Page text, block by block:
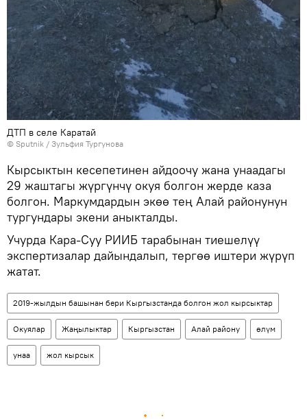
ДТП в селе Каратай
© Sputnik / Зульфия Тургунова
Кырсыктын кесепетинен айдоочу жана унаадагы
29 жаштагы жүргүнчү окуя болгон жерде каза
болгон. Маркумдардын экөө тең Алай районунун
тургундары экени аныкталды.
Учурда Кара-Суу РИИБ тарабынан тиешелүү
экспертизалар дайындалып, тергөө иштери жүрүп
жатат.
2019-жылдын башынан бери Кыргызстанда болгон жол кырсыктар
Окуялар Жаңылыктар Кыргызстан Алай району өлүм
унаа жол кырсык